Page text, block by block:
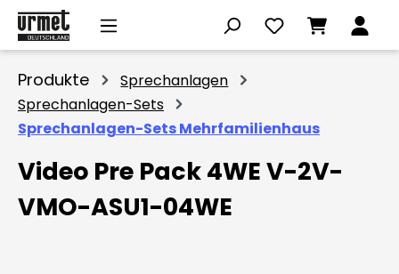
Zum Hauptinhalt springen
Produkte
Sprechanlagen
Sprechanlagen-Sets
Sprechanlagen-Sets Mehrfamilienhaus
Video Pre Pack 4WE V-2V-
VMO-ASU1-04WE